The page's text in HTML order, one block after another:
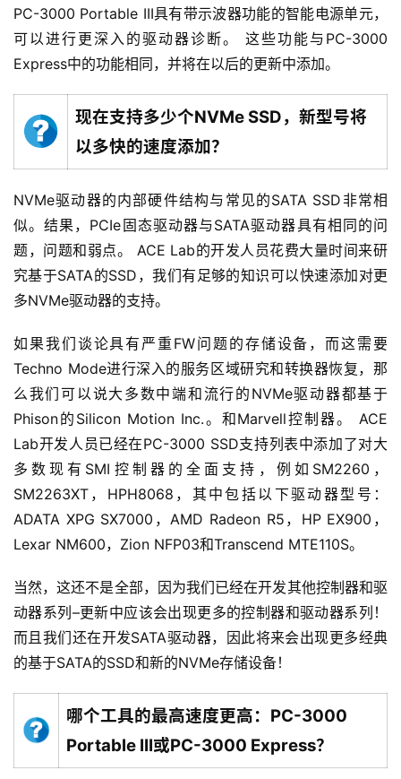
PC-3000 Portable III具有带示波器功能的智能电源单元，
可以进行更深入的驱动器诊断。 这些功能与PC-3000
Express中的功能相同，并将在以后的更新中添加。
现在支持多少个NVMe SSD，新型号将
以多快的速度添加？
NVMe驱动器的内部硬件结构与常见的SATA SSD非常相
似。结果，PCIe固态驱动器与SATA驱动器具有相同的问
题，问题和弱点。 ACE Lab的开发人员花费大量时间来研
究基于SATA的SSD，我们有足够的知识可以快速添加对更
多NVMe驱动器的支持。
如果我们谈论具有严重FW问题的存储设备，而这需要
Techno Mode进行深入的服务区域研究和转换器恢复，那
么我们可以说大多数中端和流行的NVMe驱动器都基于
Phison的Silicon Motion Inc.。和Marvell控制器。 ACE
Lab开发人员已经在PC-3000 SSD支持列表中添加了对大
多数现有SMI控制器的全面支持，例如SM2260，
SM2263XT，HPH8068，其中包括以下驱动器型号：
ADATA XPG SX7000，AMD Radeon R5，HP EX900，
Lexar NM600，Zion NFP03和Transcend MTE110S。
当然，这还不是全部，因为我们已经在开发其他控制器和驱
动器系列–更新中应该会出现更多的控制器和驱动器系列！
而且我们还在开发SATA驱动器，因此将来会出现更多经典
的基于SATA的SSD和新的NVMe存储设备！
哪个工具的最高速度更高：PC-3000
Portable III或PC-3000 Express？